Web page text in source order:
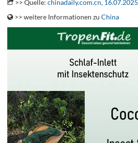
>> Quelle: chinadaily.com.cn, 16.07.2025
>> weitere Informationen zu China